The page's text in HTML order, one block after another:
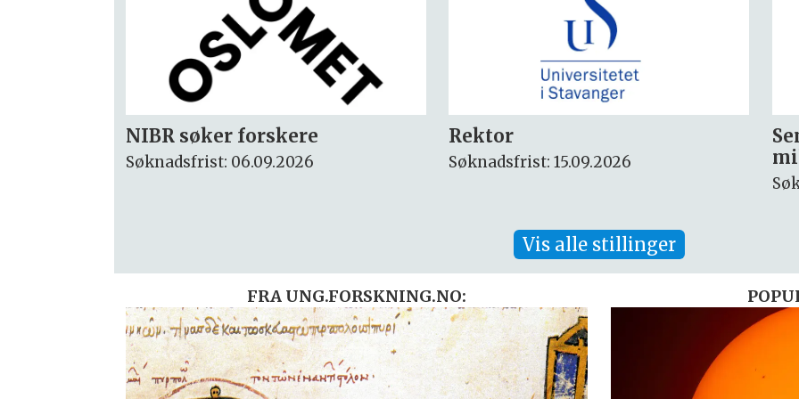
Rektor
Søknadsfrist: 15.09.2026
Seniorforsker innen
miljøkjemi og arktisk miljø
Vis alle stillinger
FRA UNG.FORSKNING.NO: